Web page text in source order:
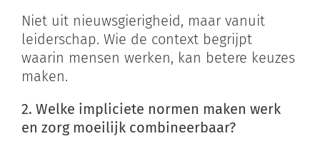
Niet uit nieuwsgierigheid, maar vanuit
leiderschap. Wie de context begrijpt
waarin mensen werken, kan betere keuzes
maken.
2. Welke impliciete normen maken werk
en zorg moeilijk combineerbaar?